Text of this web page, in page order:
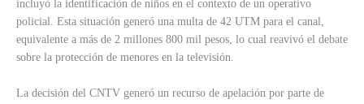
incluyó la identificación de niños en el contexto de un operativo
policial. Esta situación generó una multa de 42 UTM para el canal,
equivalente a más de 2 millones 800 mil pesos, lo cual reavivó el debate
sobre la protección de menores en la televisión.
La decisión del CNTV generó un recurso de apelación por parte de